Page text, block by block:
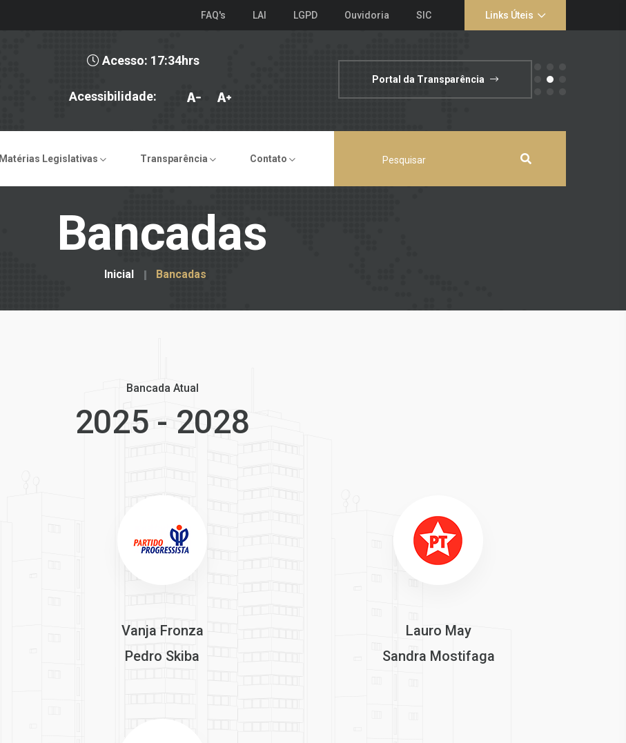
FAQ's LAI LGPD Ouvidoria SIC Links Úteis
Acesso: 17:34hrs
Acessibilidade:
Portal da Transparência
Matérias Legislativas Transparência Contato
Bancadas
Inicial Bancadas
Bancada Atual
2025 - 2028
Vanja Fronza
Pedro Skiba
Lauro May
Sandra Mostifaga